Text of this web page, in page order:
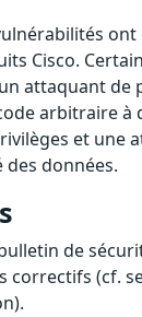
ont
Cisco.
attaquant de
arbitraire à
et une
données.
de
correctifs (cf.